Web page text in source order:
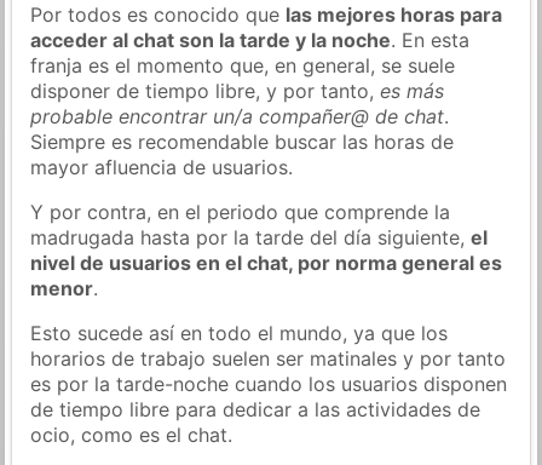
Por todos es conocido que las mejores horas para
acceder al chat son la tarde y la noche. En esta
franja es el momento que, en general, se suele
disponer de tiempo libre, y por tanto,es más
probable encontrar un/a compañer@ de chat.
Siempre es recomendable buscar las horas de
mayor afluencia de usuarios.
Y por contra, en el periodo que comprende la
madrugada hasta por la tarde del día siguiente,el
nivel de usuarios en el chat, por norma general es
menor.
Esto sucede así en todo el mundo, ya que los
horarios de trabajo suelen ser matinales y por tanto
es por la tarde-noche cuando los usuarios disponen
de tiempo libre para dedicar a las actividades de
ocio, como es el chat.